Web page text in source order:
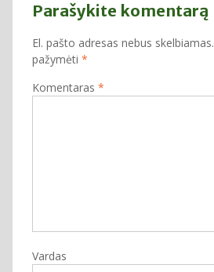
Parašykite komentarą
El. pašto adresas nebus skelbiamas.
pažymėti *
Komentaras *
Vardas